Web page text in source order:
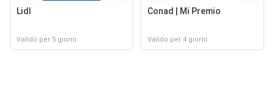
Lidl
Valido per 5 giorni
Conad | Mi Premio
Valido per 4 giorni